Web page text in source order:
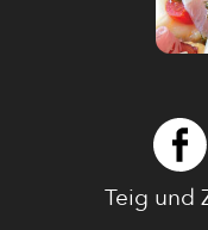
Teig und